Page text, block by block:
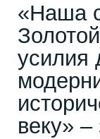
«Наша
усилия
веку» –